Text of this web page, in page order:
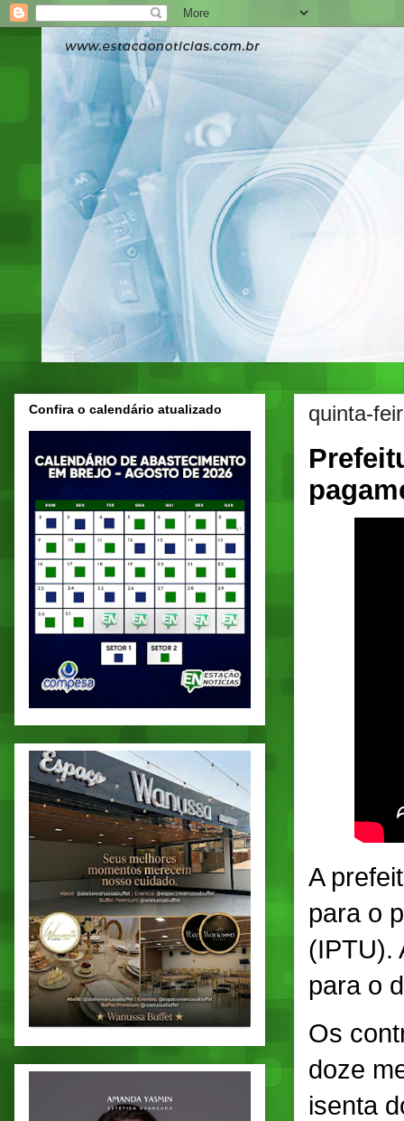
quinta-
A
para o
(IPTU).
para o
Os
doze
isenta
Confira o calendário atualizado